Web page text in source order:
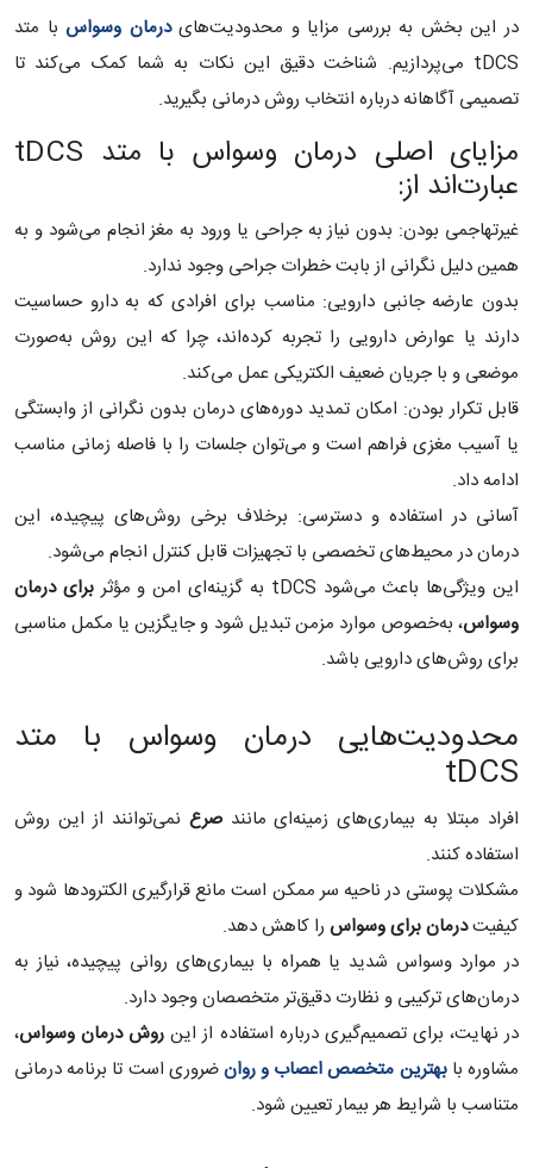
در این بخش به بررسی مزایا و محدودیت‌هایدرمان وسواس با متد
tDCS می‌پردازیم. شناخت دقیق این نکات به شما کمک می‌کند تا
تصمیمی آگاهانه درباره انتخاب روش درمانی بگیرید.
مزایای اصلی درمان وسواس با متد tDCS
عبارت‌اند از:
غیرتهاجمی بودن: بدون نیاز به جراحی یا ورود به مغز انجام می‌شود و به
همین دلیل نگرانی از بابت خطرات جراحی وجود ندارد.
بدون عارضه جانبی دارویی: مناسب برای افرادی که به دارو حساسیت
دارند یا عوارض دارویی را تجربه کرده‌اند، چرا که این روش به‌صورت
موضعی و با جریان ضعیف الکتریکی عمل می‌کند.
قابل تکرار بودن: امکان تمدید دوره‌های درمان بدون نگرانی از وابستگی
یا آسیب مغزی فراهم است و می‌توان جلسات را با فاصله زمانی مناسب
ادامه داد.
آسانی در استفاده و دسترسی: برخلاف برخی روش‌های پیچیده، این
درمان در محیط‌های تخصصی با تجهیزات قابل کنترل انجام می‌شود.
این ویژگی‌ها باعث می‌شود tDCS به گزینه‌ای امن و مؤثر
برای درمان
وسواس، به‌خصوص موارد مزمن تبدیل شود و جایگزین یا مکمل مناسبی
برای روش‌های دارویی باشد.
محدودیت‌هایی درمان وسواس با متد
tDCS
افراد مبتلا به بیماری‌های زمینه‌ای مانندصرع نمی‌توانند از این روش
استفاده کنند.
مشکلات پوستی در ناحیه سر ممکن است مانع قرارگیری الکترودها شود و
کیفیتدرمان برای وسواس را کاهش دهد.
در موارد وسواس شدید یا همراه با بیماری‌های روانی پیچیده، نیاز به
درمان‌های ترکیبی و نظارت دقیق‌تر متخصصان وجود دارد.
در نهایت، برای تصمیم‌گیری درباره استفاده از این روش درمان وسواس،
مشاوره بابهترین متخصص اعصاب و روانضروری است تا برنامه درمانی
متناسب با شرایط هر بیمار تعیین شود.